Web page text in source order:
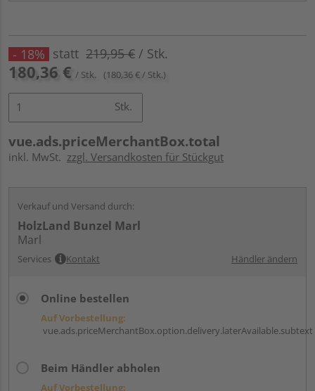
- 18% statt 219,95 € / Stk.
180,36 € / Stk. (180,36 € / Stk.)
Stk.
vue.ads.priceMerchantBox.total
inkl. MwSt. zzgl. Versandkosten für Stückgut
Verkauf und Versand durch:
HolzLand Bunzel Marl
Marl
Services Kontakt Händler ändern
Online bestellen
Auf Vorbestellung:
vue.ads.priceMerchantBox.option.delivery.laterAvailable.subtext
Beim Händler abholen
Auf Vorbestellung: